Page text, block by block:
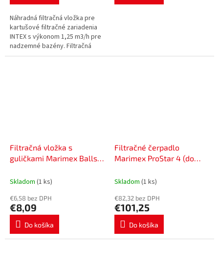
Náhradná filtračná vložka pre
kartušové filtračné zariadenia
INTEX s výkonom 1,25 m3/h pre
nadzemné bazény. Filtračná
patróna je papierová a dá sa
Filtračná vložka s
guličkami Marimex Balls
Skladom (1 ks)
€6,58 bez DPH
€8,09
Do košíka
Filtračné čerpadlo
Marimex ProStar 4 (do
Skladom (1 ks)
€82,32 bez DPH
€101,25
Do košíka